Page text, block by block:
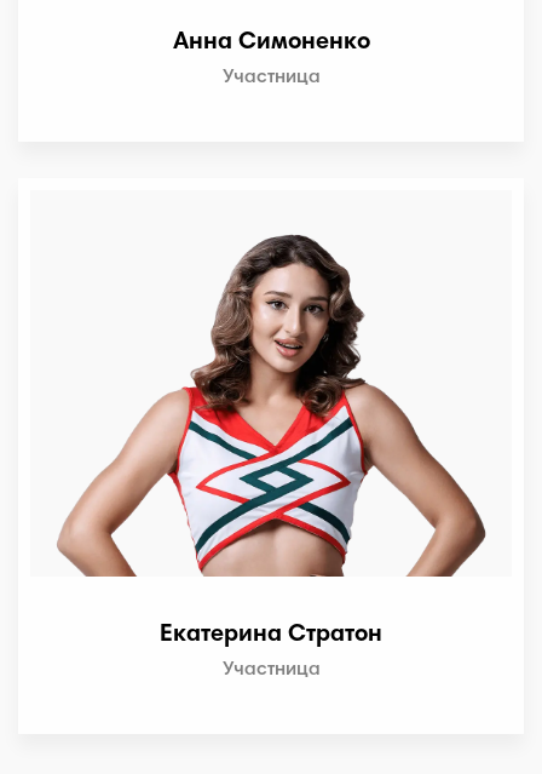
Анна Симоненко
Участница
Екатерина Стратон
Участница